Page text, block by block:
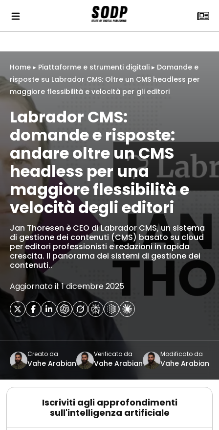
Home ▸ Piattaforme e strumenti digitali ▸ Domande e
risposte su Labrador CMS: Oltre un CMS headless per
maggiore flessibilità e velocità per gli editori
Labrador CMS:
domande e risposte:
andare oltre un CMS
headless per una
maggiore flessibilità e
velocità degli editori
Jan Thoresen è CEO di Labrador CMS, un sistema
di gestione dei contenuti (CMS) basato su cloud
per editori professionisti e redazioni in rapida
crescita. Il panorama dei sistemi di gestione dei
contenuti..
Aggiornato il: 1 dicembre 2025
Creato da
Vahe Arabian
Verificato da
Vahe Arabian
Modificato da
Vahe Arabian
Iscriviti agli approfondimenti
sull'intelligenza artificiale